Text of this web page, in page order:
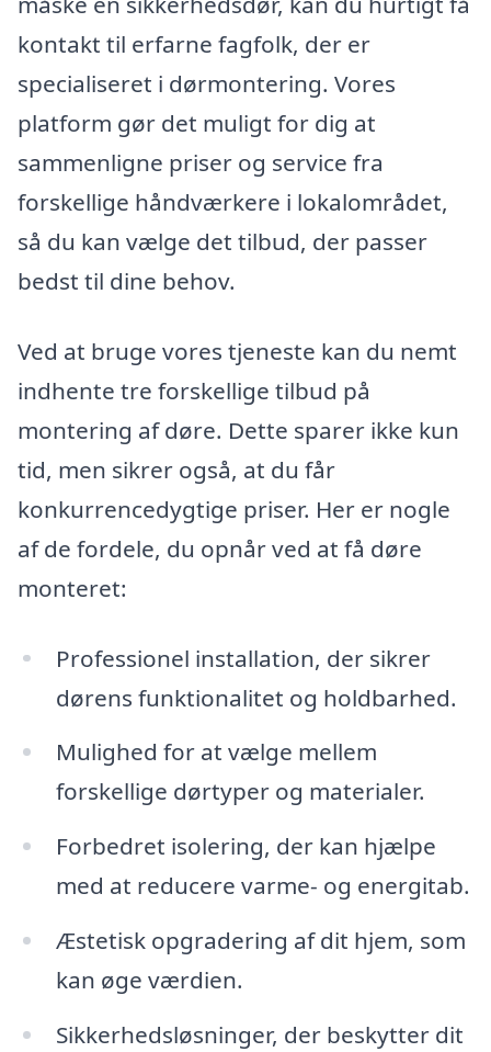
kontakt til erfarne fagfolk, der er
specialiseret i dørmontering. Vores
platform gør det muligt for dig at
sammenligne priser og service fra
forskellige håndværkere i lokalområdet,
så du kan vælge det tilbud, der passer
bedst til dine behov.
Ved at bruge vores tjeneste kan du nemt
indhente tre forskellige tilbud på
montering af døre. Dette sparer ikke kun
tid, men sikrer også, at du får
konkurrencedygtige priser. Her er nogle
af de fordele, du opnår ved at få døre
monteret:
Professionel installation, der sikrer
dørens funktionalitet og holdbarhed.
Mulighed for at vælge mellem
forskellige dørtyper og materialer.
Forbedret isolering, der kan hjælpe
med at reducere varme- og energitab.
Æstetisk opgradering af dit hjem, som
kan øge værdien.
Sikkerhedsløsninger, der beskytter dit